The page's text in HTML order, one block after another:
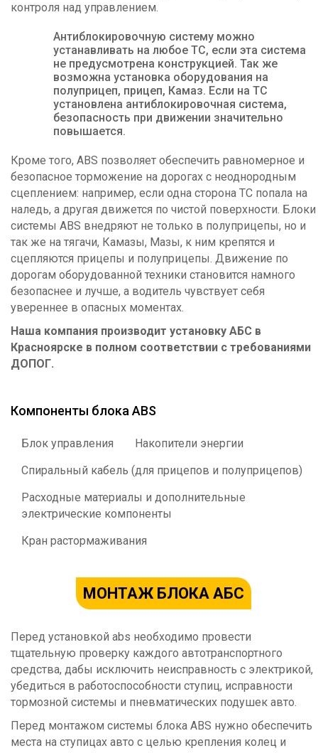
контроля над управлением.
Антиблокировочную систему можно
устанавливать на любое ТС, если эта система
не предусмотрена конструкцией. Так же
возможна установка оборудования на
полуприцеп, прицеп, Камаз. Если на ТС
установлена антиблокировочная система,
безопасность при движении значительно
повышается.
Кроме того, ABS позволяет обеспечить равномерное и
безопасное торможение на дорогах с неоднородным
сцеплением: например, если одна сторона ТС попала на
наледь, а другая движется по чистой поверхности. Блоки
системы ABS внедряют не только в полуприцепы, но и
так же на тягачи, Камазы, Мазы, к ним крепятся и
сцепляются прицепы и полуприцепы. Движение по
дорогам оборудованной техники становится намного
безопаснее и лучше, а водитель чувствует себя
увереннее в опасных моментах.
Наша компания производит установку АБС в
Красноярске в полном соответствии с требованиями
ДОПОГ.
Компоненты блока ABS
Блок управления
Накопители энергии
Спиральный кабель (для прицепов и полуприцепов)
Расходные материалы и дополнительные
электрические компоненты
Кран растормаживания
МОНТАЖ БЛОКА АБС
Перед установкой abs необходимо провести
тщательную проверку каждого автотранспортного
средства, дабы исключить неисправность с электрикой,
убедиться в работоспособности ступиц, исправности
тормозной системы и пневматических подушек авто.
Перед монтажом системы блока ABS нужно обеспечить
места на ступицах авто с целью крепления колец и